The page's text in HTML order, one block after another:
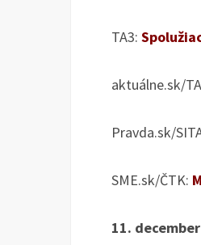
TA3:
aktuálne.sk/
Pravda.sk/
SME.sk/ČTK:
11.